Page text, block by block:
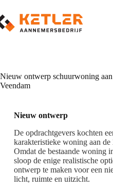
naar
de
inhoud
Nieuw ontwerp schuurwoning
Veendam
Nieuw ontwerp
De opdrachtgevers kochten
karakteristieke woning aan
Omdat de bestaande woning
sloop de enige realistische
ontwerp te maken voor een
licht, ruimte en uitzicht.